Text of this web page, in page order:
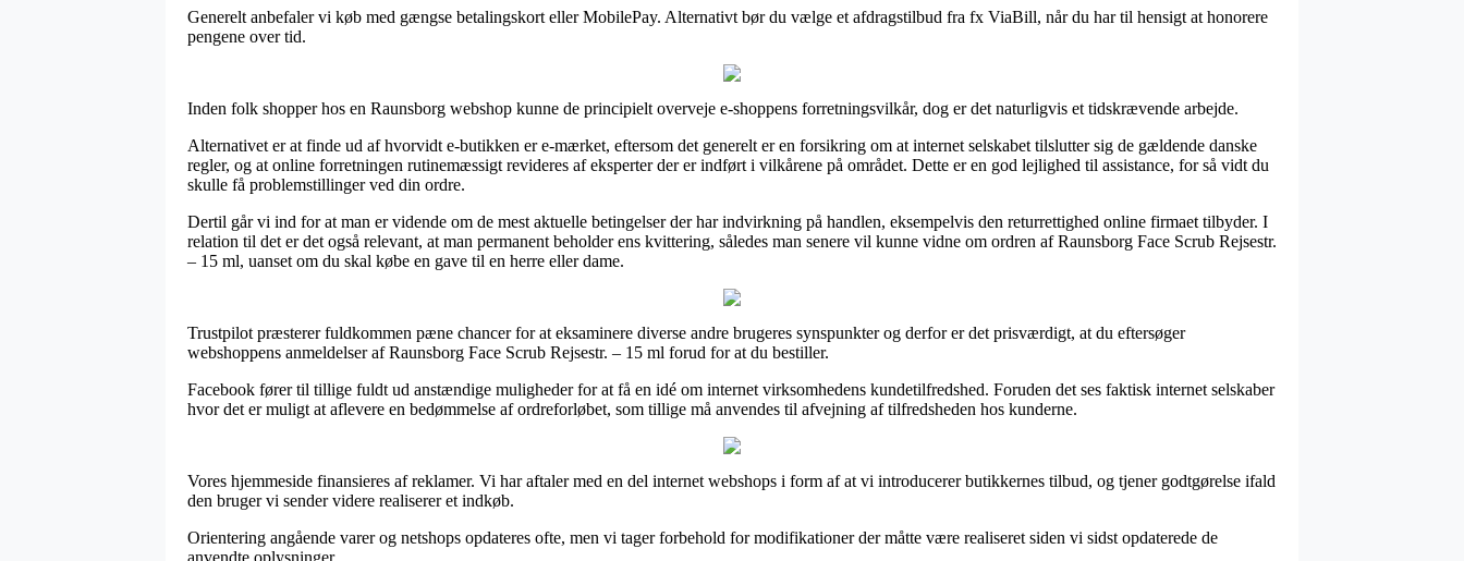
Generelt anbefaler vi køb med gængse betalingskort eller MobilePay. Alternativt bør du vælge et afdragstilbud fra fx ViaBill, når du har til hensigt at honorere
pengene over tid.
Inden folk shopper hos en Raunsborg webshop kunne de principielt overveje e-shoppens forretningsvilkår, dog er det naturligvis et tidskrævende arbejde.
Alternativet er at finde ud af hvorvidt e-butikken er e-mærket, eftersom det generelt er en forsikring om at internet selskabet tilslutter sig de gældende danske
regler, og at online forretningen rutinemæssigt revideres af eksperter der er indført i vilkårene på området. Dette er en god lejlighed til assistance, for så vidt du
skulle få problemstillinger ved din ordre.
Dertil går vi ind for at man er vidende om de mest aktuelle betingelser der har indvirkning på handlen, eksempelvis den returrettighed online firmaet tilbyder. I
relation til det er det også relevant, at man permanent beholder ens kvittering, således man senere vil kunne vidne om ordren af Raunsborg Face Scrub Rejsestr.
– 15 ml, uanset om du skal købe en gave til en herre eller dame.
Trustpilot præsterer fuldkommen pæne chancer for at eksaminere diverse andre brugeres synspunkter og derfor er det prisværdigt, at du eftersøger
webshoppens anmeldelser af Raunsborg Face Scrub Rejsestr. – 15 ml forud for at du bestiller.
Facebook fører til tillige fuldt ud anstændige muligheder for at få en idé om internet virksomhedens kundetilfredshed. Foruden det ses faktisk internet selskaber
hvor det er muligt at aflevere en bedømmelse af ordreforløbet, som tillige må anvendes til afvejning af tilfredsheden hos kunderne.
Vores hjemmeside finansieres af reklamer. Vi har aftaler med en del internet webshops i form af at vi introducerer butikkernes tilbud, og tjener godtgørelse ifald
den bruger vi sender videre realiserer et indkøb.
Orientering angående varer og netshops opdateres ofte, men vi tager forbehold for modifikationer der måtte være realiseret siden vi sidst opdaterede de
anvendte oplysninger.